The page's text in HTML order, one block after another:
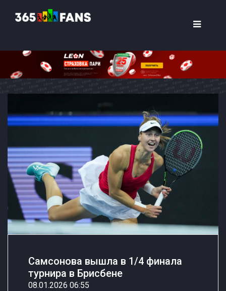
Самсонова вышла в 1/4 финала
турнира в Брисбене
08.01.2026 06:55